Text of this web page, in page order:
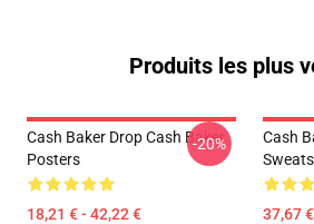
Produits les plus
Cash Baker Drop Cash Baker
Posters
18,21 € - 42,22 €
-20%
Cash
37,67